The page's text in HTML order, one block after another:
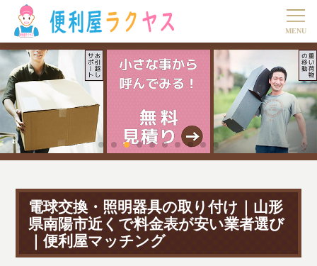
電球交換・照明器具の取り付け｜山形
県南陽市近くで料金表が安い業者選び
｜便利屋マッチング